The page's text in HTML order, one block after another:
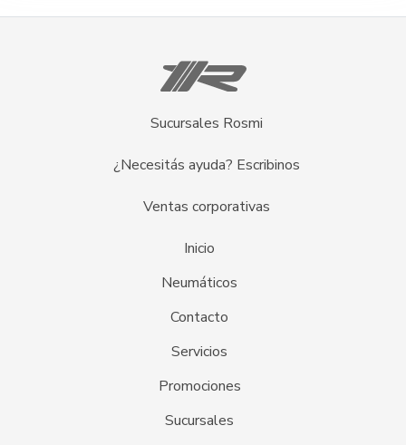
Sucursales Rosmi
¿Necesitás ayuda? Escribinos
Ventas corporativas
Inicio
Neumáticos
Contacto
Servicios
Promociones
Sucursales